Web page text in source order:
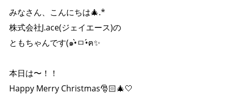
みなさん、こんにちは🎄.*
株式会社J.ace(ジェイエース)の
ともちゃんです(๑•̀ㅁ•́ฅ✨
本日は〜！！
Happy Merry Christmas🎅🏻🎄🤍